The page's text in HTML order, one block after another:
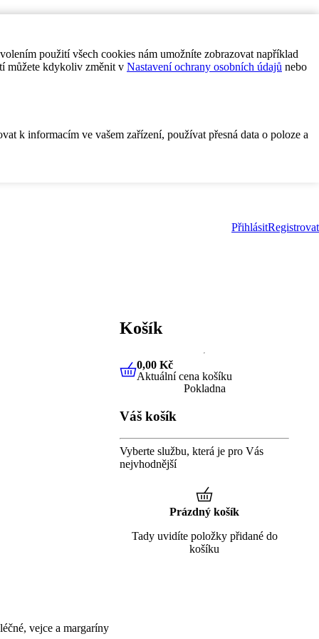
použití všech cookies nám umožníte zobrazovat například
můžete kdykoliv změnit v Nastavení ochrany osobních údajů nebo
k informacím ve vašem zařízení, používat přesná data o poloze a
PřihlásitRegistrovat
vejce a margaríny
Košík
0,00 KčAktuální cena košíku
0,00 Kč
Aktuální cena košíku
Pokladna
Váš košík
Vyberte službu, která je pro Vás
nejvhodnější
Prázdný košík
Tady uvidíte položky přidané do
košíku